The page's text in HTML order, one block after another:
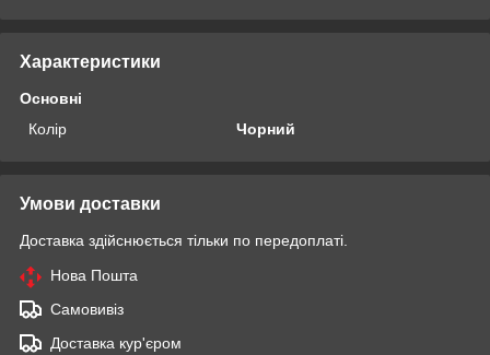
Характеристики
Основні
Колір
Чорний
Умови доставки
Доставка здійснюється тільки по передоплаті.
Нова Пошта
Самовивіз
Доставка кур'єром